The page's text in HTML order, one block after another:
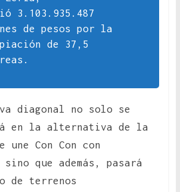
3.103.935.487
de pesos por la
de 37,5
diagonal no solo se
en la alternativa de la
une Con Con con
sino que además, pasará
de terrenos